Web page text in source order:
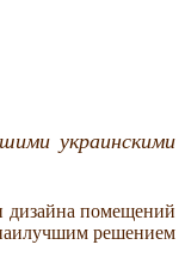
украинскими
дизайна помещений
решением